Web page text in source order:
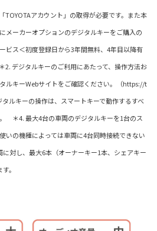
TOYOTAアカウント」の取得が必要です。また本
メーカーオプションのデジタルキーをご購入の
ビス＜初度登録日から3年間無料、4年目以降有
デジタルキーのご利用にあたって、操作方法お
ルキーWebサイトをご確認ください。（https://t
キーの操作は、スマートキーで動作するすべ
＊4. 最大4台の車両のデジタルキーを1台のス
いの機種によっては車両に4台同時接続できない
対し、最大6本（オーナーキー1本、シェアキー
。